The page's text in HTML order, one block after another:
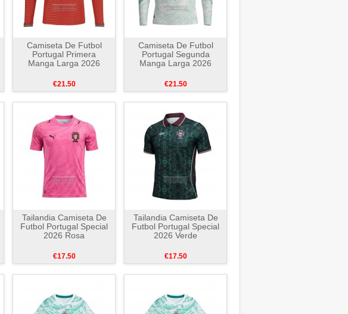
Camiseta De Futbol
Portugal Primera
Manga Larga 2026
€21.50
Camiseta De Futbol
Portugal Segunda
Manga Larga 2026
€21.50
Tailandia Camiseta De
Futbol Portugal Special
2026 Rosa
€17.50
Tailandia Camiseta De
Futbol Portugal Special
2026 Verde
€17.50